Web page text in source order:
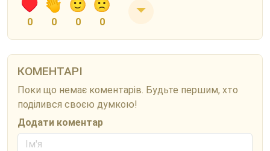
0 0 0 0
КОМЕНТАРІ
Поки що немає коментарів. Будьте першим, хто
поділився своєю думкою!
Додати коментар